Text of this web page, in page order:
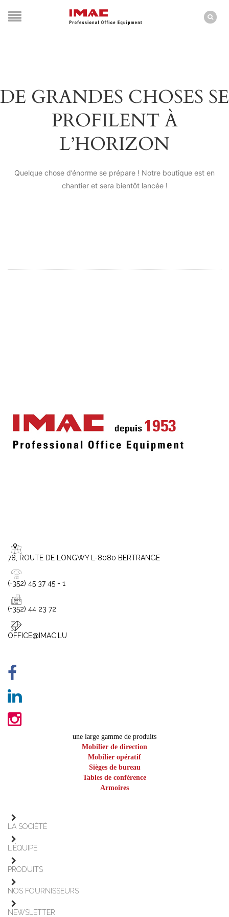
DE GRANDES CHOSES SE
PROFILENT À
L’HORIZON
Quelque chose d’énorme se prépare ! Notre boutique est en
chantier et sera bientôt lancée !
78, ROUTE DE LONGWY L-8080 BERTRANGE
(+352) 45 37 45 - 1
(+352) 44 23 72
OFFICE@IMAC.LU
une large gamme de produits
Mobilier de direction
Mobilier opératif
Sièges de bureau
Tables de conférence
Armoires
LA SOCIÉTÉ
L'ÉQUIPE
PRODUITS
NOS FOURNISSEURS
NEWSLETTER